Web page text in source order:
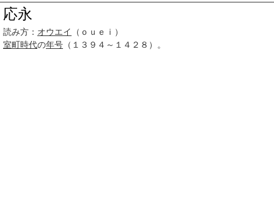
応永
読み方： オウエイ
（ｏｕｅｉ）
室町時代の年号 （１３９４～１４２８）。